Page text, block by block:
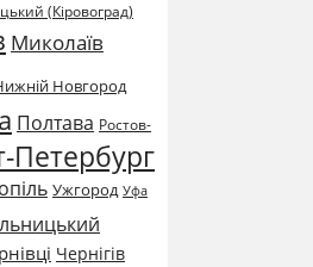
(Кіровоград)
Миколаїв
Новгород
Полтава Ростов-
Петербург
Ужгород Уфа
Чернігів